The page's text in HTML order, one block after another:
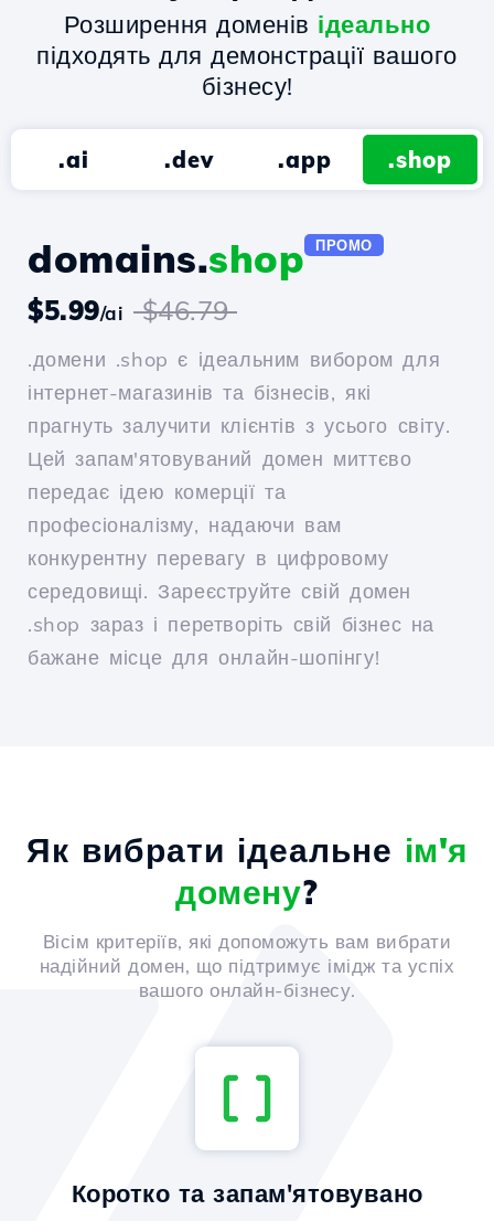
Розширення доменів ідеально
підходять для демонстрації вашого
бізнесу!
.ai .dev .app .shop
domains.shop ПРОМО
$5.99/ai $46.79
.домени .shop є ідеальним вибором для
інтернет-магазинів та бізнесів, які
прагнуть залучити клієнтів з усього світу.
Цей запам'ятовуваний домен миттєво
передає ідею комерції та
професіоналізму, надаючи вам
конкурентну перевагу в цифровому
середовищі. Зареєструйте свій домен
.shop зараз і перетворіть свій бізнес на
бажане місце для онлайн-шопінгу!
Як вибрати ідеальне ім'я
домену?
Вісім критеріїв, які допоможуть вам вибрати
надійний домен, що підтримує імідж та успіх
вашого онлайн-бізнесу.
Коротко та запам'ятовувано